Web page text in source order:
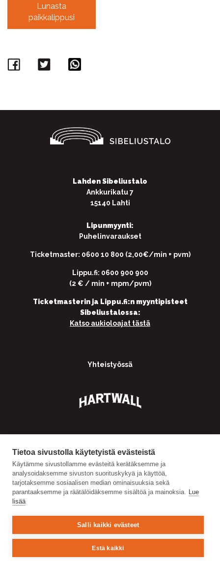
Tietoa sivustolla käytetyistä evästeistä
Käytämme sivustollamme evästeitä kerätäksemme ja
analysoidaksemme sivuston suorituskykyä ja käyttöä,
tarjotaksemme sosiaalisen median ominaisuuksia sekä
parantaaksemme ja räätälöidäksemme sisältöä ja mainoksia. Lue
lisää
Salli kaikki evästeet
Estä kaikki
Lunasta
paikkalippusi
Facebook
Twitter
Lahden Sibeliustalo
Ankkurikatu 7
15140 Lahti
Lipunmyynti:
Puhelinvaraukset
Ticketmaster: 0600 10 800 (2,00€/min + pvm)
Lippu.fi: 0600 900 900
(2 € / min + mpm/pvm)
Ticketmasterin ja Lippu.fi:n myyntipisteet
Sibeliustalossa:
Katso aukioloajat tästä
Yhteistyössä